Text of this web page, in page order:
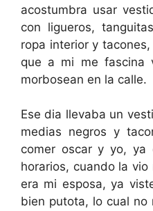
acostumbra usar
con ligueros,
ropa interior y
que a mi me fascina
morbosean en la calle.
Ese dia llevaba un
medias negros y
comer oscar y yo, ya
horarios, cuando la
era mi esposa, ya
bien putota, lo cual no